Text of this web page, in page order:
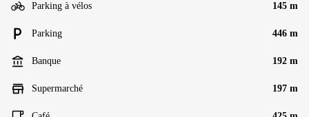
Parking à vélos 145 m
Parking 446 m
Banque 192 m
Supermarché 197 m